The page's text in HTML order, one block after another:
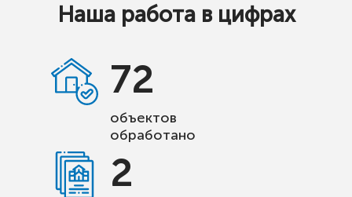
Наша работа в цифрах
72
объектов
обработано
2